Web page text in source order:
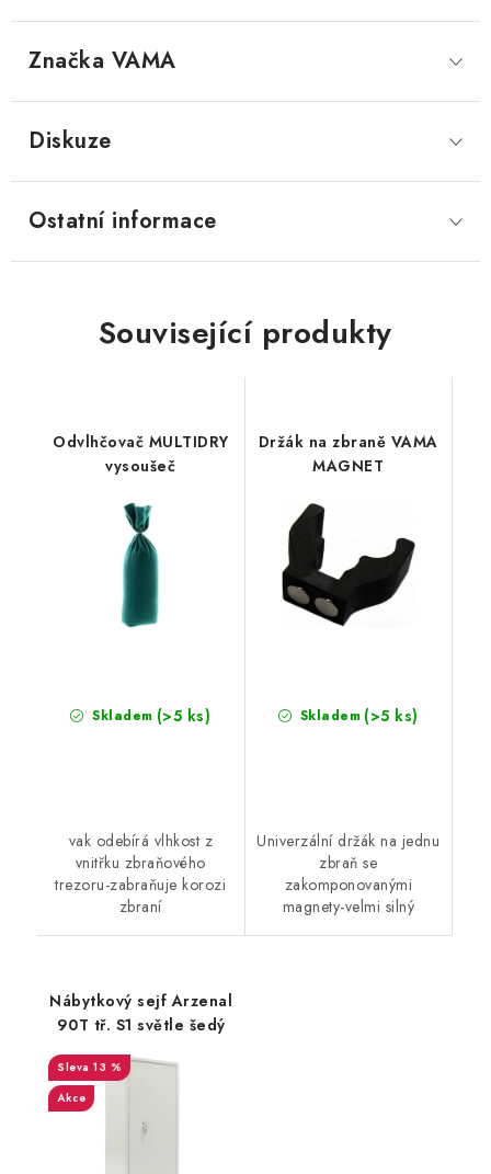
Značka VAMA
Diskuze
Ostatní informace
Související produkty
Odvlhčovač MULTIDRY
vysoušeč
Skladem (>5 ks)
vak odebírá vlhkost z
vnitřku zbraňového
trezoru-zabraňuje korozi
zbraní
Držák na zbraně VAMA
MAGNET
Skladem (>5 ks)
Univerzální držák na jednu
zbraň se
zakomponovanými
magnety-velmi silný
Nábytkový sejf Arzenal
90T tř. S1 světle šedý
13 %
Akce